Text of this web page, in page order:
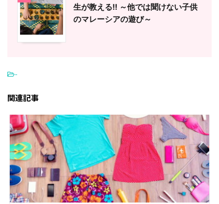
生が教える!! ～他では聞けない子供
のマレーシアの遊び～
-
関連記事